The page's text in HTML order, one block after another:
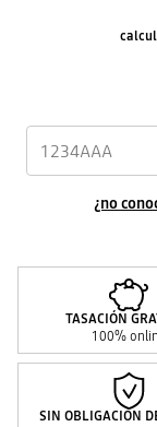
¿no
TASACIÓN
100%
SIN OBLIGACIÓN